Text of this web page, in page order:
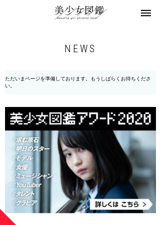
お知らせ
お問合せ
NEWS
ただいまページを準備しております。もうしばらくお待ちくださ
い。